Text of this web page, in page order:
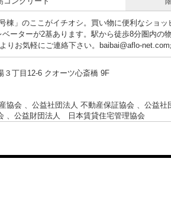
棟」のここがイチオシ。買い物に便利なショ
ーターが2基あります。駅から徒歩8分圏内の
りお気軽にご連絡下さい。baibai@aflo-
３丁目12-6 クオーツ心斎橋 9F
協会 、公益社団法人 不動産保証協会 、公益
、公益財団法人 日本賃貸住宅管理協会